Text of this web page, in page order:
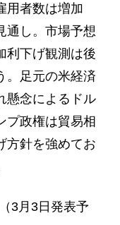
用者数は増加
通し。市場予想
利下げ観測は後
。足元の米経済
懸念によるドル
プ政権は貿易相
方針を強めてお
3月3日発表予